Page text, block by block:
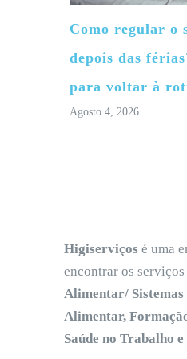
Como regular o
depois das
para voltar à
Agosto 4, 2026
Higiserviços é uma
encontrar os serviços
Alimentar/ Sistemas
Alimentar,
Saúde no Trabalho